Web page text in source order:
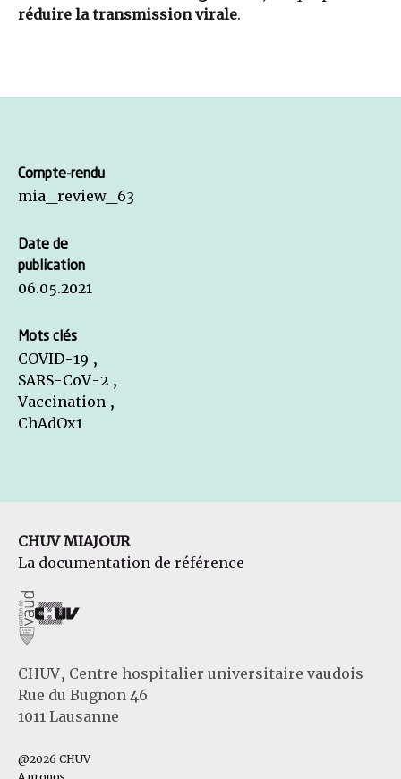
réduire la transmission virale.
Compte-rendu
mia_review_63
Date de
publication
06.05.2021
Mots clés
COVID-19 ,
SARS-CoV-2 ,
Vaccination ,
ChAdOx1
CHUV MIAJOUR
La documentation de référence
CHUV, Centre hospitalier universitaire vaudois
Rue du Bugnon 46
1011 Lausanne
@2026 CHUV